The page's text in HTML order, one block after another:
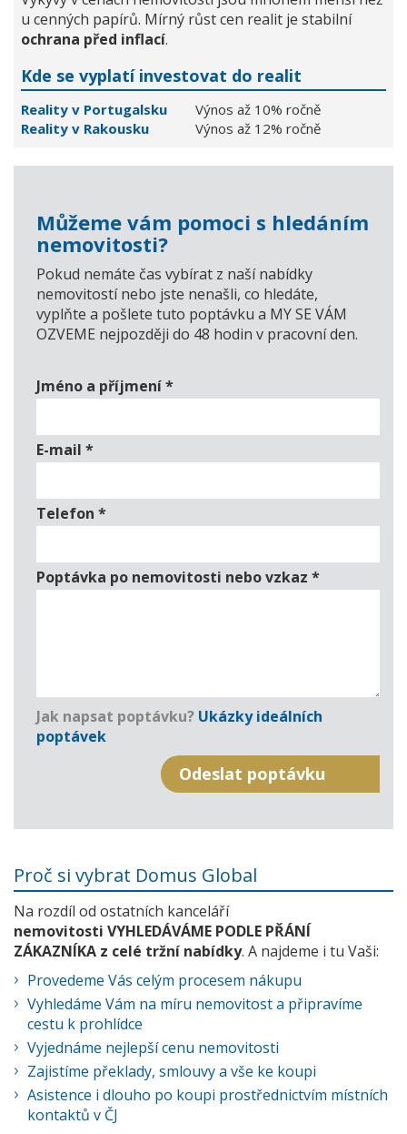
u cenných papírů. Mírný růst cen realit je stabilní
ochrana před inflací.
Kde se vyplatí investovat do realit
Reality v Portugalsku
Výnos až 10% ročně
Reality v Rakousku
Výnos až 12% ročně
Můžeme vám pomoci s hledáním
nemovitosti?
Pokud nemáte čas vybírat z naší nabídky
nemovitostí nebo jste nenašli, co hledáte,
vyplňte a pošlete tuto poptávku a MY SE VÁM
OZVEME nejpozději do 48 hodin v pracovní den.
Jméno a příjmení*
E-mail *
Telefon *
Poptávka po nemovitosti nebo vzkaz *
Jak napsat poptávku? Ukázky ideálních
poptávek
Proč si vybrat Domus Global
Na rozdíl od ostatních kanceláří
nemovitosti VYHLEDÁVÁME PODLE PŘÁNÍ
ZÁKAZNÍKA z celé tržní nabídky. A najdeme i tu Vaši:
Provedeme Vás celým procesem nákupu
Vyhledáme Vám na míru nemovitost a připravíme
cestu k prohlídce
Vyjednáme nejlepší cenu nemovitosti
Zajistíme překlady, smlouvy a vše ke koupi
Asistence i dlouho po koupi prostřednictvím místních
kontaktů v ČJ